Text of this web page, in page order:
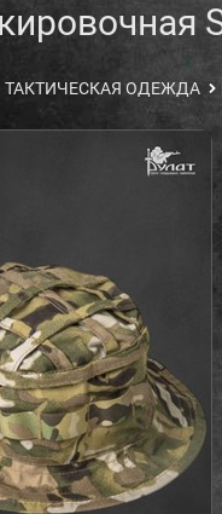
ТАКТИЧЕСКАЯ ОДЕЖДА